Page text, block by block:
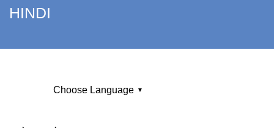
HINDI
Choose Language ▼
English